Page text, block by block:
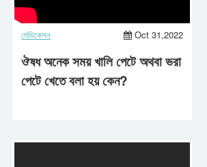
মেডিকেশন Oct 31,2022
ঔষধ অনেক সময় খালি পেটে অথবা ভরা
পেটে খেতে বলা হয় কেন?